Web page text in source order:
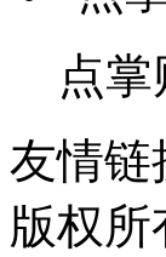
点
友情链
版权所